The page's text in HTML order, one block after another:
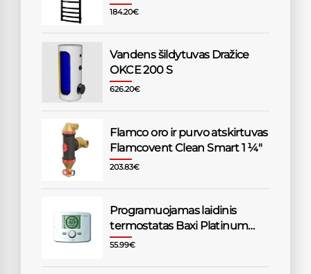
KLD
184.20€
Vandens šildytuvas Dražice
OKCE 200 S
626.20€
Flamco oro ir purvo atskirtuvas
Flamcovent Clean Smart 1 1⁄4"
203.83€
Programuojamas laidinis
termostatas Baxi Platinum
katilams
55.99€